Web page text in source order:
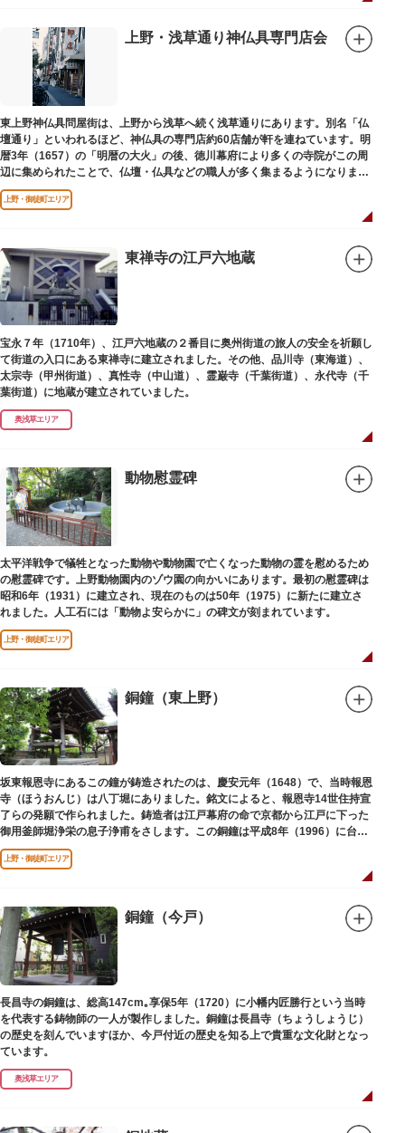
上野・浅草通り神仏具専門店会
東上野神仏具問屋街は、上野から浅草へ続く浅草通りにあります。別名「仏
壇通り」といわれるほど、神仏具の専門店約60店舗が軒を連ねています。明
暦3年（1657）の「明暦の大火」の後、徳川幕府により多くの寺院がこの周
辺に集められたことで、仏壇・仏具などの職人が多く集まるようになりまし
た。
上野・御徒町エリア
東禅寺の江戸六地蔵
宝永７年（1710年）、江戸六地蔵の２番目に奥州街道の旅人の安全を祈願し
て街道の入口にある東禅寺に建立されました。その他、品川寺（東海道）、
太宗寺（甲州街道）、真性寺（中山道）、霊巌寺（千葉街道）、永代寺（千
葉街道）に地蔵が建立されていました。
奥浅草エリア
動物慰霊碑
太平洋戦争で犠牲となった動物や動物園で亡くなった動物の霊を慰めるため
の慰霊碑です。上野動物園内のゾウ園の向かいにあります。最初の慰霊碑は
昭和6年（1931）に建立され、現在のものは50年（1975）に新たに建立さ
れました。人工石には「動物よ安らかに」の碑文が刻まれています。
上野・御徒町エリア
銅鐘（東上野）
坂東報恩寺にあるこの鐘が鋳造されたのは、慶安元年（1648）で、当時報恩
寺（ほうおんじ）は八丁堀にありました。銘文によると、報恩寺14世住持宣
了らの発願で作られました。鋳造者は江戸幕府の命で京都から江戸に下った
御用釜師堀浄栄の息子浄甫をさします。この銅鐘は平成8年（1996）に台東
区有形文化財として登載されました。
上野・御徒町エリア
銅鐘（今戸）
長昌寺の銅鐘は、総高147cm｡享保5年（1720）に小幡内匠勝行という当時
を代表する鋳物師の一人が製作しました。銅鐘は長昌寺（ちょうしょうじ）
の歴史を刻んでいますほか、今戸付近の歴史を知る上で貴重な文化財となっ
ています。
奥浅草エリア